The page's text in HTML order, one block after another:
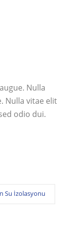
Nulla
Nulla vitae elit
odio dui.
Su İzolasyonu